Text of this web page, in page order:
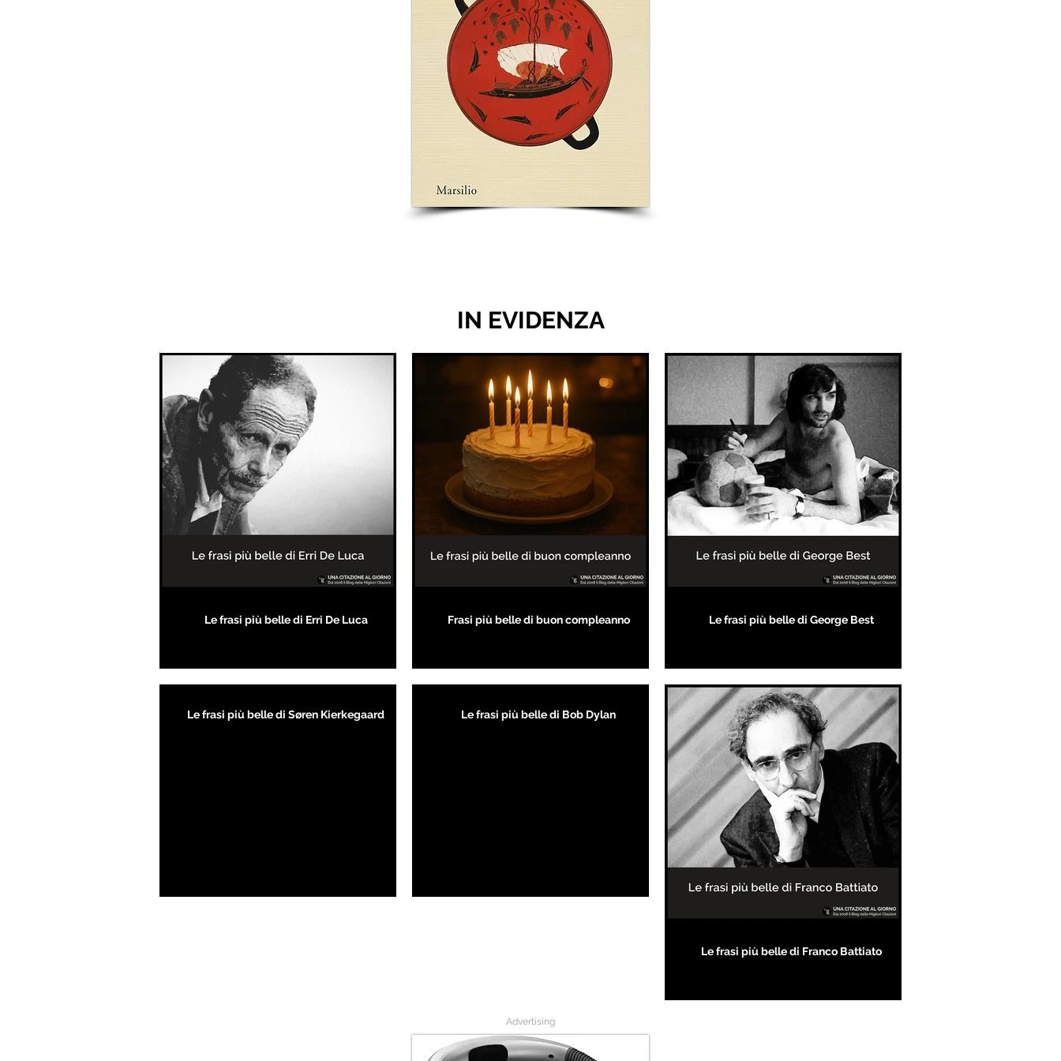
IN EVIDENZA
Le frasi più belle di Erri De Luca Frasi più belle di buon compleanno Le frasi più belle di George Best
Le frasi più belle di Søren Kierkegaard Le frasi più belle di Bob Dylan
Le frasi più belle di Franco Battiato
Advertising